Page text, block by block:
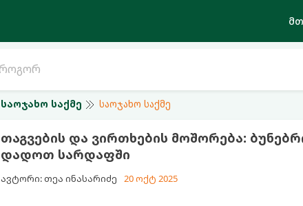
საოჯახო საქმე საოჯახო საქმე
თაგვების და ვირთხების მოშორება:
დადოთ სარდაფში
ავტორი: თეა ინასარიძე 20 ოქტ 2025